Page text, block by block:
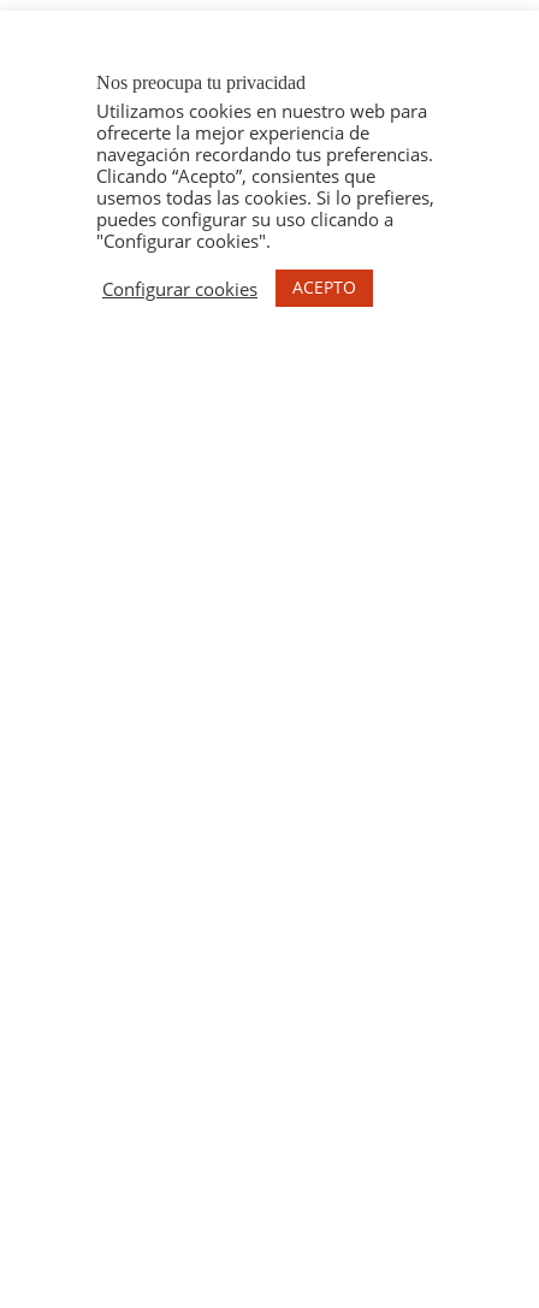
Nos preocupa tu privacidad
Utilizamos cookies en nuestro web para
ofrecerte la mejor experiencia de
navegación recordando tus preferencias.
Clicando “Acepto”, consientes que
usemos todas las cookies. Si lo prefieres,
puedes configurar su uso clicando a
"Configurar cookies".
Configurar cookies
ACEPTO